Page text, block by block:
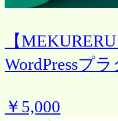
【
WordPressプ
￥5,000